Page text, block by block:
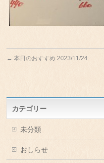
← 本日のおすすめ 2023/11/24
カテゴリー
未分類
おしらせ